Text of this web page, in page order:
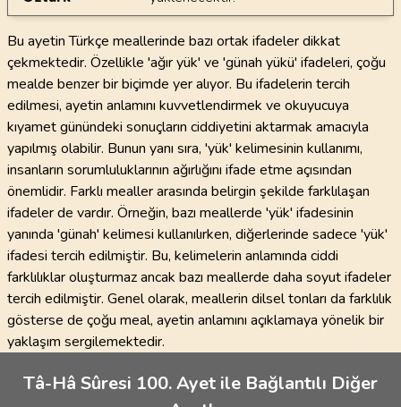
Bu ayetin Türkçe meallerinde bazı ortak ifadeler dikkat
çekmektedir. Özellikle 'ağır yük' ve 'günah yükü' ifadeleri, çoğu
mealde benzer bir biçimde yer alıyor. Bu ifadelerin tercih
edilmesi, ayetin anlamını kuvvetlendirmek ve okuyucuya
kıyamet günündeki sonuçların ciddiyetini aktarmak amacıyla
yapılmış olabilir. Bunun yanı sıra, 'yük' kelimesinin kullanımı,
insanların sorumluluklarının ağırlığını ifade etme açısından
önemlidir. Farklı mealler arasında belirgin şekilde farklılaşan
ifadeler de vardır. Örneğin, bazı meallerde 'yük' ifadesinin
yanında 'günah' kelimesi kullanılırken, diğerlerinde sadece 'yük'
ifadesi tercih edilmiştir. Bu, kelimelerin anlamında ciddi
farklılıklar oluşturmaz ancak bazı meallerde daha soyut ifadeler
tercih edilmiştir. Genel olarak, meallerin dilsel tonları da farklılık
gösterse de çoğu meal, ayetin anlamını açıklamaya yönelik bir
yaklaşım sergilemektedir.
Tâ-Hâ Sûresi 100. Ayet ile Bağlantılı Diğer